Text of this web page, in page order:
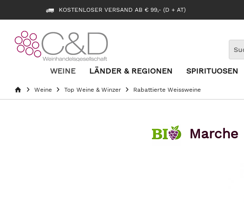
KOSTENLOSER VERSAND AB € 99,- (D + AT)
WEINE LÄNDER & REGIONEN SPIRITUOSEN
Weine Top Weine & Winzer Rabattierte Weissweine
Marche